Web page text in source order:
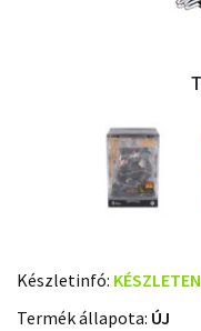
Készletinfó: KÉSZLETEN
Termék állapota: ÚJ